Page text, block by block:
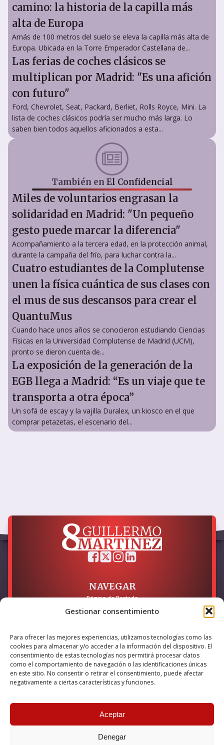
Gestionar consentimiento
Para ofrecer las mejores experiencias, utilizamos tecnologías como las
cookies para almacenar y/o acceder a la información del dispositivo. El
consentimiento de estas tecnologías nos permitirá procesar datos
como el comportamiento de navegación o las identificaciones únicas
en este sitio. No consentir o retirar el consentimiento, puede afectar
negativamente a ciertas características y funciones.
Aceptar
Denegar
camino: la historia de la capilla más
alta de Europa
Amás de 100 metros del suelo se eleva la capilla más alta de
Europa. Ubicada en la Torre Emperador Castellana de...
Las ferias de coches clásicos se
multiplican por Madrid: "Es una afición
con futuro"
Ford, Chevrolet, Seat, Packard, Berliet, Rolls Royce, Mini. La
lista de coches clásicos podría ser mucho más larga. Lo
saben bien todos aquellos aficionados a esta...
También en El Confidencial
Miles de voluntarios engrasan la
solidaridad en Madrid: "Un pequeño
gesto puede marcar la diferencia"
Acompañamiento a la tercera edad, en la protección animal,
durante la campaña del frío, para luchar contra la...
Cuatro estudiantes de la Complutense
unen la física cuántica de sus clases con
el mus de sus descansos para crear el
QuantuMus
Cuando hace unos años se conocieron estudiando Ciencias
Físicas en la Universidad Complutense de Madrid (UCM),
pronto se dieron cuenta de...
La exposición de la generación de la
EGB llega a Madrid: “Es un viaje que te
transporta a otra época”
Un sofá de escay y la vajilla Duralex, un kiosco en el que
comprar petazetas, el escenario del...
NAVEGAR
Página de Portada
LEGAL
Política de Privacidad
Política de Cookies
Accesibilidad
Esta empresa ha sido beneficiaria del bono Kit Digital y lo ha
internet, financiado por la Unión Europea – NextGeneration EU
© 2026 Guillermo Martínez | Todos los derechos reservados |